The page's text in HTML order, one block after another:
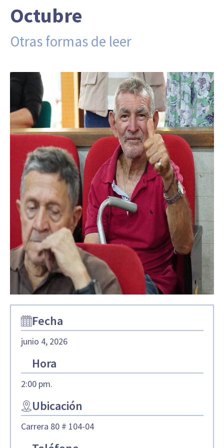
Octubre
Otras formas de leer
Fecha
junio 4, 2026
Hora
2:00 pm.
Ubicación
Carrera 80 # 104-04